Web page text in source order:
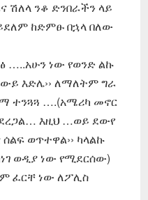
ሽለላ ንቆ ድንበራችን ላይ
ከድምፁ በኋላ በለው
…..አሁን ነው የወንድ ልኩ
እድሌ›› ለማለትም ግራ
ተንጓጓ ….(አሜሪካ መኖር
እዚህ …ወይ ደውየ
ወጥተዋል›› ካላልኩ
ወዲያ ነው የሚደርሰው)
ፈርቸ ነው ለፖሊስ